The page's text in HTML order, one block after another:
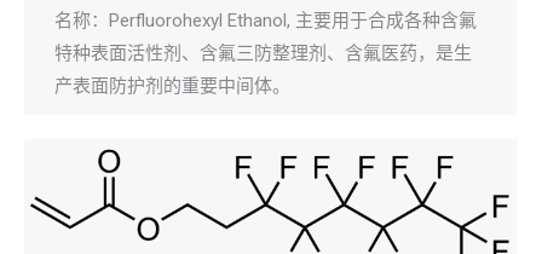
名称：Perfluorohexyl Ethanol, 主要用于合成各种含氟
特种表面活性剂、含氟三防整理剂、含氟医药，是生
产表面防护剂的重要中间体。